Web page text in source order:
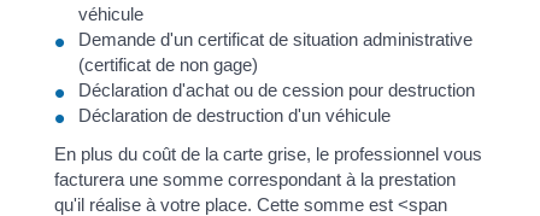
véhicule
Demande d'un certificat de situation administrative
(certificat de non gage)
Déclaration d'achat ou de cession pour destruction
Déclaration de destruction d'un véhicule
En plus du coût de la carte grise, le professionnel vous
facturera une somme correspondant à la prestation
qu'il réalise à votre place. Cette somme est <span